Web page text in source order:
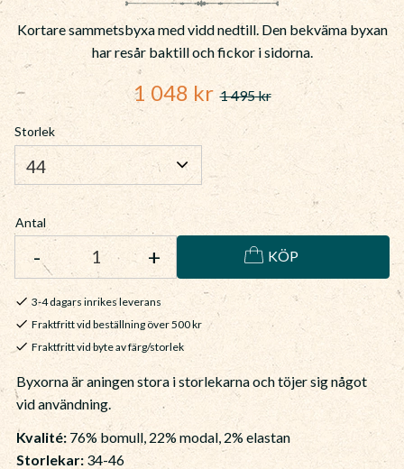
Kortare sammetsbyxa med vidd nedtill. Den bekväma byxan
har resår baktill och fickor i sidorna.
Nedsatt pris:
1 048 kr Ordinarie pris:
1 495kr
Storlek
Antal
+
- KÖP
3-4 dagars inrikes leverans
Fraktfritt vid beställning över 500 kr
Fraktfritt vid byte av färg/storlek
Byxorna är aningen stora i storlekarna och töjer sig något
vid användning.
Kvalité: 76% bomull, 22% modal, 2% elastan
Storlekar: 34-46